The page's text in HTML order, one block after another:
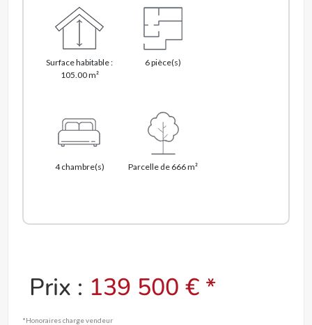
Surface habitable :
105.00 m²
6 pièce(s)
4 chambre(s) Parcelle de 666 m²
Prix : 139 500 € *
*Honoraires charge vendeur